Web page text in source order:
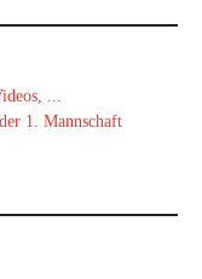
...
1. Mannschaft